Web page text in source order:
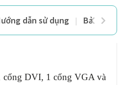
dẫn sử dụng Bảo
DVI, 1 cổng VGA và